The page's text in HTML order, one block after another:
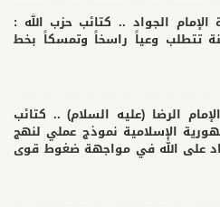
الجواد .. كتائب حزب الله :
تتطلب وعياً راسخاً وتمسكاً بخط
الرضا (عليه السلام) .. كتائب
الإسلامية نموذج عملي لنهج
على الله في مواجهة ضغوط قوى